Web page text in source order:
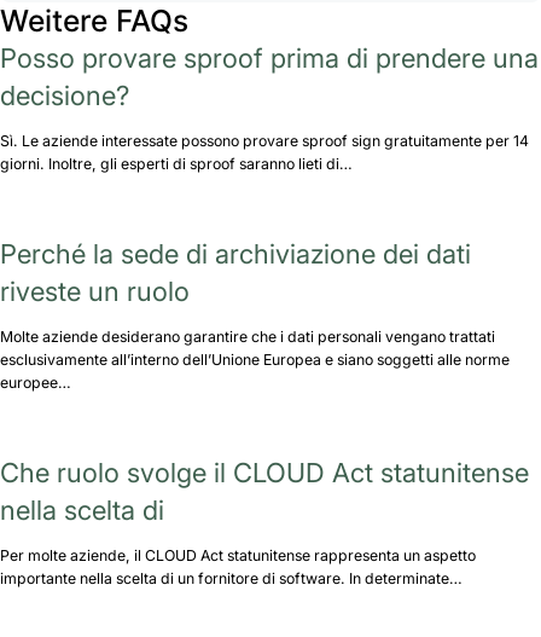
Weitere FAQs
Posso provare sproof prima di prendere una
decisione?
Sì. Le aziende interessate possono provare sproof sign gratuitamente per 14
giorni. Inoltre, gli esperti di sproof saranno lieti di…
Perché la sede di archiviazione dei dati
riveste un ruolo
Molte aziende desiderano garantire che i dati personali vengano trattati
esclusivamente all’interno dell’Unione Europea e siano soggetti alle norme
europee…
Che ruolo svolge il CLOUD Act statunitense
nella scelta di
Per molte aziende, il CLOUD Act statunitense rappresenta un aspetto
importante nella scelta di un fornitore di software. In determinate…